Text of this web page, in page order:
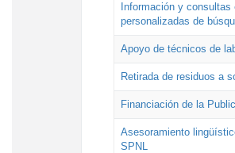
Información y
personalizadas de
Apoyo de técnicos de
Retirada de residuos a
Financiación de la
Asesoramiento
SPNL